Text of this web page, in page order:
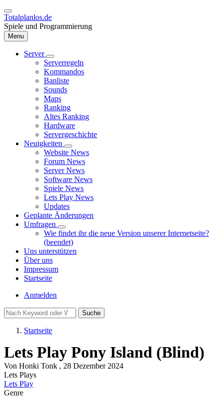
Direkt
zum
Inhalt
Totalplanlos.de
Spiele und Programmierung
Menu
Hauptnavigation
Server
Unternavigation
von
Server
Serverregeln
Kommandos
Banliste
Sounds
Maps
Ranking
Altes Ranking
Hardware
Servergeschichte
Neuigkeiten
Unternavigation
von
Neuigkeiten
Website News
Forum News
Server News
Software News
Spiele News
Lets Play News
Updates
Geplante Änderungen
Umfragen
Unternavigation
von
Umfragen
Wie findet ihr die neue Version unserer Internetseite?
(beendet)
Uns unterstützen
Über uns
Impressum
Startseite
Benutzermenü
Anmelden
Suche
Startseite
Lets Play Pony Island (Blind)
Von Honki Tonk , 28 Dezember 2024
Lets Plays
Lets Play
Genre